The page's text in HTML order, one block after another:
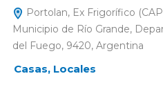
Portolan, Ex Frigorífico
Municipio de Río Grande,
del Fuego, 9420, Argentina
Casas, Locales